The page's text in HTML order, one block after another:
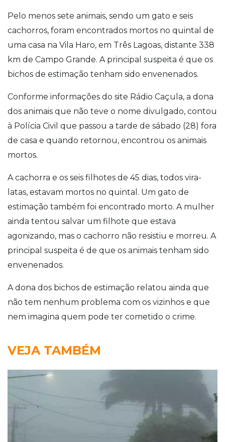
Pelo menos sete animais, sendo um gato e seis
cachorros, foram encontrados mortos no quintal de
uma casa na Vila Haro, em Três Lagoas, distante 338
km de Campo Grande. A principal suspeita é que os
bichos de estimação tenham sido envenenados.
Conforme informações do site Rádio Caçula, a dona
dos animais que não teve o nome divulgado, contou
à Polícia Civil que passou a tarde de sábado (28) fora
de casa e quando retornou, encontrou os animais
mortos.
A cachorra e os seis filhotes de 45 dias, todos vira-
latas, estavam mortos no quintal. Um gato de
estimação também foi encontrado morto. A mulher
ainda tentou salvar um filhote que estava
agonizando, mas o cachorro não resistiu e morreu. A
principal suspeita é de que os animais tenham sido
envenenados.
A dona dos bichos de estimação relatou ainda que
não tem nenhum problema com os vizinhos e que
nem imagina quem pode ter cometido o crime.
VEJA TAMBÉM